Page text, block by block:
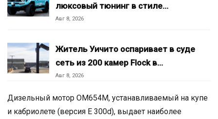
люксовый тюнинг в стиле…
Авг 8, 2026
Житель Уичито оспаривает в суде
сеть из 200 камер Flock в…
Авг 8, 2026
Дизельный мотор OM654M, устанавливаемый на купе
и кабриолете (версия Е 300d), выдает наиболее